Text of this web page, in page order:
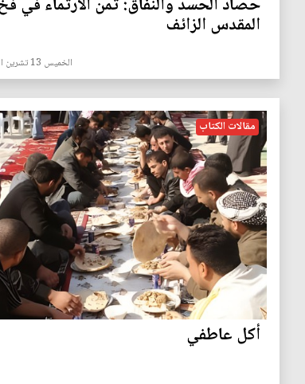
حصاد الحسد والنفاق: ثمن الارتماء في
المقدس الزائف
الخميس 13 تشرين الثاني 2025
مقالات الكتاب
أكل عاطفي